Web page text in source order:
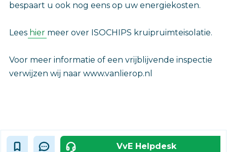
bespaart u ook nog eens op uw energiekosten.
Lees hier meer over ISOCHIPS kruipruimteisolatie.
Voor meer informatie of een vrijblijvende inspectie
verwijzen wij naar www.vanlierop.nl
VvE Helpdesk